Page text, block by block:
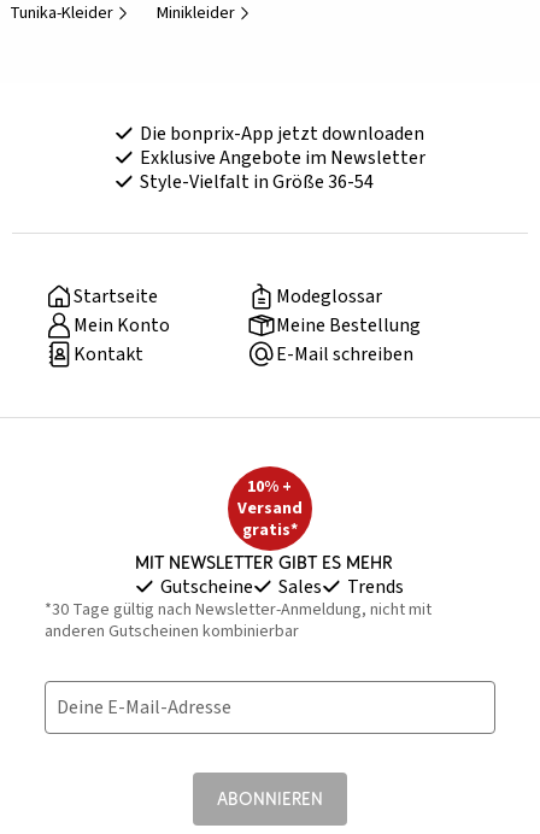
Tunika-Kleider Minikleider
Die bonprix-App jetzt downloaden
Exklusive Angebote im Newsletter
Style-Vielfalt in Größe 36-54
Startseite
Modeglossar
Mein Konto
Meine Bestellung
Kontakt
E-Mail schreiben
10% +
Versand
gratis*
Mit Newsletter gibt es mehr
Gutscheine Sales Trends
*30 Tage gültig nach Newsletter-Anmeldung, nicht mit
anderen Gutscheinen kombinierbar
Deine E-Mail-Adresse
ABONNIEREN